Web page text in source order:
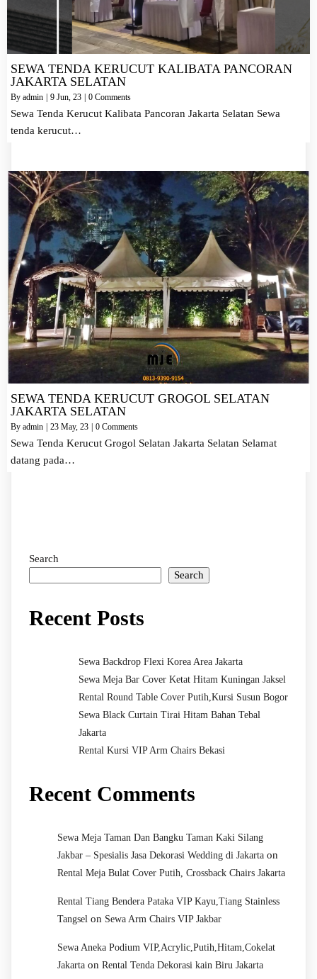
SEWA TENDA KERUCUT KALIBATA PANCORAN
JAKARTA SELATAN
By admin 9 Jun, 23 0 Comments
Sewa Tenda Kerucut Kalibata Pancoran Jakarta Selatan Sewa
tenda kerucut…
SEWA TENDA KERUCUT GROGOL SELATAN
JAKARTA SELATAN
By admin 23 May, 23 0 Comments
Sewa Tenda Kerucut Grogol Selatan Jakarta Selatan Selamat
datang pada…
Search
Search
Recent Posts
Sewa Backdrop Flexi Korea Area Jakarta
Sewa Meja Bar Cover Ketat Hitam Kuningan Jaksel
Rental Round Table Cover Putih,Kursi Susun Bogor
Sewa Black Curtain Tirai Hitam Bahan Tebal
Jakarta
Rental Kursi VIP Arm Chairs Bekasi
Recent Comments
Sewa Meja Taman Dan Bangku Taman Kaki Silang
Jakbar – Spesialis Jasa Dekorasi Wedding di Jakarta on
Rental Meja Bulat Cover Putih, Crossback Chairs Jakarta
Rental Tiang Bendera Pataka VIP Kayu,Tiang Stainless
Tangsel on Sewa Arm Chairs VIP Jakbar
Sewa Aneka Podium VIP,Acrylic,Putih,Hitam,Cokelat
Jakarta on Rental Tenda Dekorasi kain Biru Jakarta